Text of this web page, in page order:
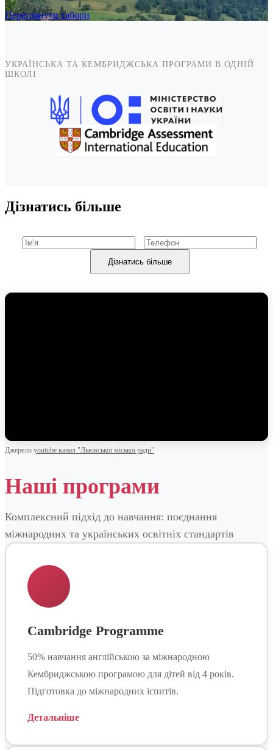
Переглянути табори
УКРАЇНСЬКА ТА КЕМБРИДЖСЬКА ПРОГРАМИ В ОДНІЙ
ШКОЛІ
Дізнатись більше
Дізнатись більше
Джерело youtube канал "Львівської міської ради"
Наші програми
Комплексний підхід до навчання: поєднання
міжнародних та українських освітніх стандартів
Cambridge Programme
50% навчання англійською за міжнародною
Кембриджською програмою для дітей від 4 років.
Підготовка до міжнародних іспитів.
Детальніше